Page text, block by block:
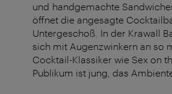
und handgemachte
öffnet die angesagte
Untergeschoß. In der Krawall
sich mit Augenzwinkern an so
Cocktail-Klassiker wie Sex on
Publikum ist jung, das